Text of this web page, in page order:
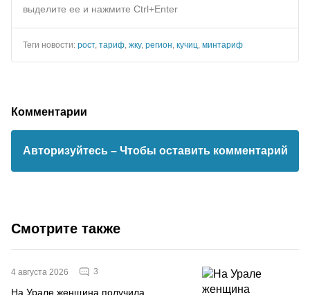
выделите ее и нажмите Ctrl+Enter
Теги новости: рост, тариф жку, регион кучиц минтариф
Комментарии
Авторизуйтесь – Чтобы оставить комментарий
Смотрите также
4 августа 2026 3
На Урале женщина получила